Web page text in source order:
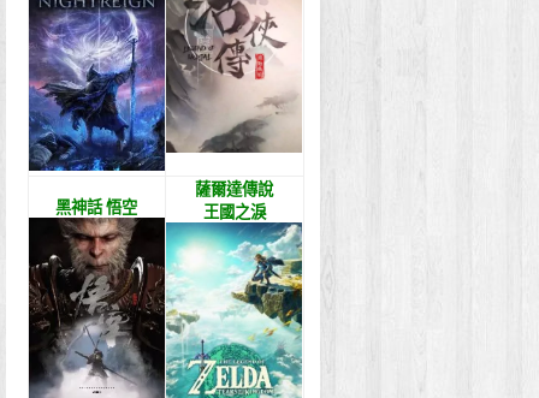
黑神話 悟空
薩爾達傳說
王國之淚